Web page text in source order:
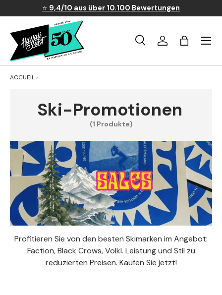
Direkt zum Inhalt
⭐ 9,4/10 aus über 10.100 Bewertungen
Suchen
RechercheAnmelden
Menü
ACCUEIL›
Ski-Promotionen
(1 Produkte)
Profitieren Sie von den besten Skimarken im Angebot:
Faction, Black Crows, Volkl. Leistung und Stil zu
reduzierten Preisen. Kaufen Sie jetzt!